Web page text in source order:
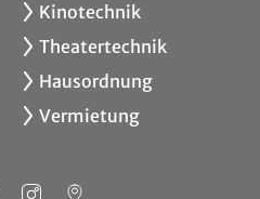
Kinotechnik
Theatertechnik
Hausordnung
Vermietung